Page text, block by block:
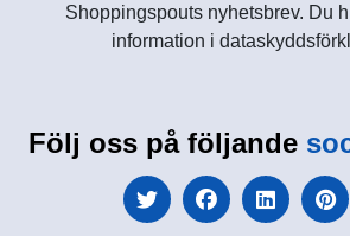
Shoppingspouts nyhetsbrev. Du
information i
Följ oss på följande